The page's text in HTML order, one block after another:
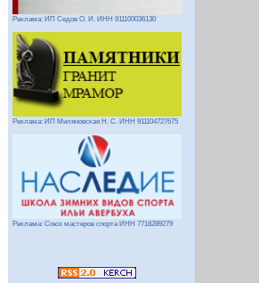
Реклама: ИП Седов О. И. ИНН 911100036130
Реклама: ИП Миляновская Н. С. ИНН 911104727675
Реклама: Союз мастеров спорта ИНН 7718289279